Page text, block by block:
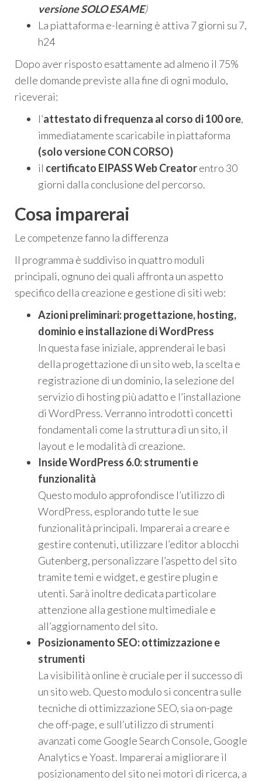
versione SOLO ESAME)
La piattaforma e-learning è attiva 7 giorni su 7,
h24
Dopo aver risposto esattamente ad almeno il 75%
delle domande previste alla fine di ogni modulo,
riceverai:
l’attestato di frequenza al corso di 100 ore,
immediatamente scaricabile in piattaforma
(solo versione CON CORSO)
il certificato EIPASS Web Creatorentro 30
giorni dalla conclusione del percorso.
Cosa imparerai
Le competenze fanno la differenza
Il programma è suddiviso in quattro moduli
principali, ognuno dei quali affronta un aspetto
specifico della creazione e gestione di siti web:
Azioni preliminari: progettazione, hosting,
dominio e installazione di WordPress
In questa fase iniziale, apprenderai le basi
della progettazione di un sito web, la scelta e
registrazione di un dominio, la selezione del
servizio di hosting più adatto e l’installazione
di WordPress. Verranno introdotti concetti
fondamentali come la struttura di un sito, il
layout e le modalità di creazione.
Inside WordPress 6.0: strumenti e
funzionalità
Questo modulo approfondisce l’utilizzo di
WordPress, esplorando tutte le sue
funzionalità principali. Imparerai a creare e
gestire contenuti, utilizzare l’editor a blocchi
Gutenberg, personalizzare l’aspetto del sito
tramite temi e widget, e gestire plugin e
utenti. Sarà inoltre dedicata particolare
attenzione alla gestione multimediale e
all’aggiornamento del sito.
Posizionamento SEO: ottimizzazione e
strumenti
La visibilità online è cruciale per il successo di
un sito web. Questo modulo si concentra sulle
tecniche di ottimizzazione SEO, sia on-page
che off-page, e sull’utilizzo di strumenti
avanzati come Google Search Console, Google
Analytics e Yoast. Imparerai a migliorare il
posizionamento del sito nei motori di ricerca, a